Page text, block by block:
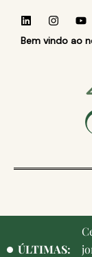
Bem vindo ao
ÚLTIMAS: